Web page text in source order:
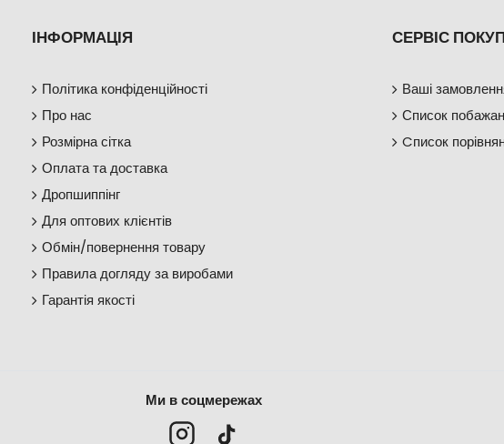
ІНФОРМАЦІЯ
Політика конфіденційності
Про нас
Розмірна сітка
Оплата та доставка
Дропшиппінг
Для оптових клієнтів
Обмін/повернення товару
Правила догляду за виробами
Гарантія якості
СЕРВІС
Ваші
Список
Cписок
Ми в соцмережах